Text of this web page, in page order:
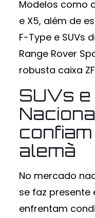
Modelos como
e X5, além de
F-Type e SUVs
Range Rover
robusta caixa ZF
SUVs
alemã
No mercado
se faz presente
enfrentam